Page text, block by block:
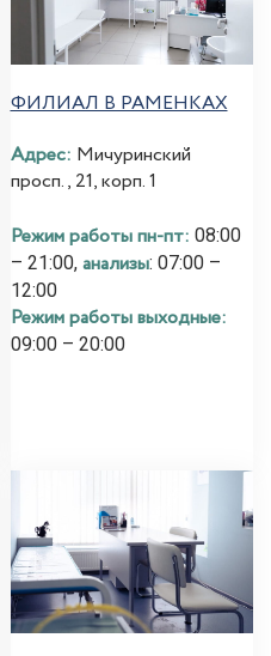
ФИЛИАЛ В РАМЕНКАХ
Адрес: Мичуринский
просп., 21, корп. 1
Режим работы пн-пт: 08:00
– 21:00, анализы: 07:00 –
12:00
Режим работы выходные:
09:00 – 20:00